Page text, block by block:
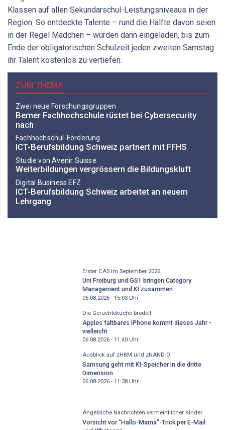
Klassen auf allen Sekundarschul-Leistungsniveaus in der
Region. So entdeckte Talente – rund die Hälfte davon seien
in der Regel Mädchen – würden dann eingeladen, bis zum
Ende der obligatorischen Schulzeit jeden zweiten Samstag
ihr Talent kostenlos zu vertiefen.
ZUM THEMA
Zwei neue Forschungsgruppen
Berner Fachhochschule rüstet bei Cybersecurity
nach
Fachhochschul-Förderung
ICT-Berufsbildung Schweiz partnert mit FFHS
Studie von Avenir Suisse
Weiterbildungen vergrössern die Bildungskluft
Digital Business EFZ
ICT-Berufsbildung Schweiz arbeitet an neuem
Lehrgang
Erster CAS im September 2026
Uni Freiburg und GS1 bringen Category
Management und KI zusammen
06.08.2026 - 15:03Uhr
Die Gerüchteküche brodelt
Apples faltbares iPhone kommt dieses Jahr -
vielleicht
06.08.2026 - 11:40Uhr
Ausblick auf zHBM und zNAND-O
Samsung geht mit KI-Speicher in die dritte
Dimension
06.08.2026 - 11:38Uhr
Angebliche Nachrichten vermeintlicher Kinder
Vorsicht vor "Hallo-Mama"-Trick per E-Mail